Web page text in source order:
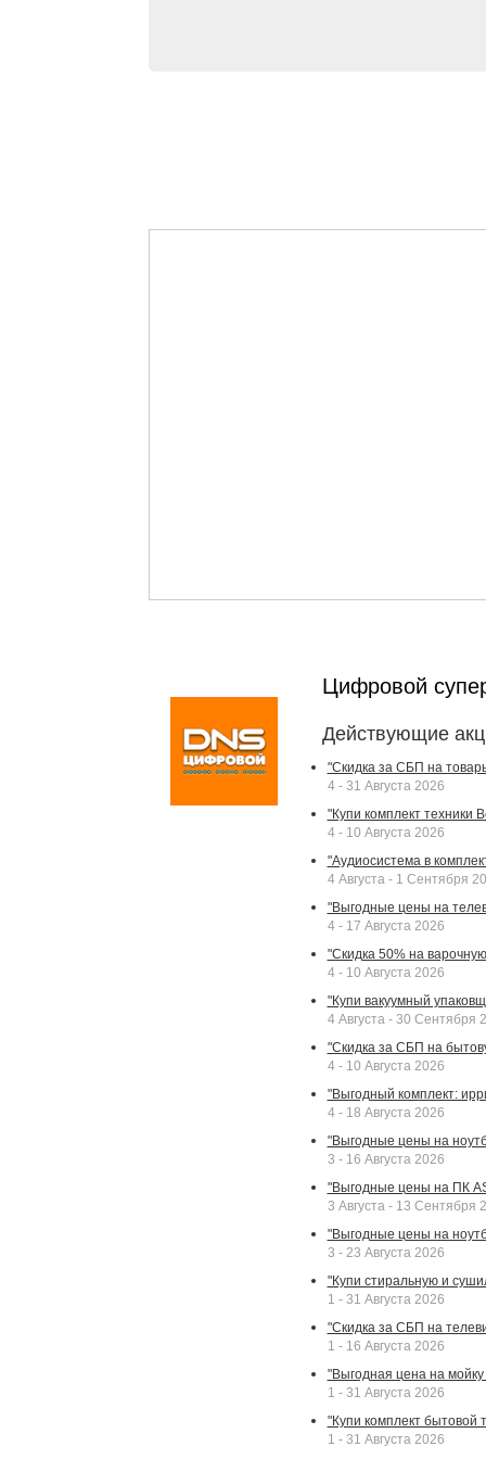
Цифровой
Действующие
"Скидка за СБП на
4 - 31 Августа 2026
"Купи комплект техники
4 - 10 Августа 2026
"Аудиосистема в
4 Августа - 1 Сентября
"Выгодные цены на
4 - 17 Августа 2026
"Скидка 50% на
4 - 10 Августа 2026
"Купи вакуумный
4 Августа - 30 Сентября
"Скидка за СБП на
4 - 10 Августа 2026
"Выгодный комплект:
4 - 18 Августа 2026
"Выгодные цены на
3 - 16 Августа 2026
"Выгодные цены на ПК
3 Августа - 13 Сентября
"Выгодные цены на
3 - 23 Августа 2026
"Купи стиральную и
1 - 31 Августа 2026
"Скидка за СБП на
1 - 16 Августа 2026
"Выгодная цена на
1 - 31 Августа 2026
"Купи комплект бытовой
1 - 31 Августа 2026